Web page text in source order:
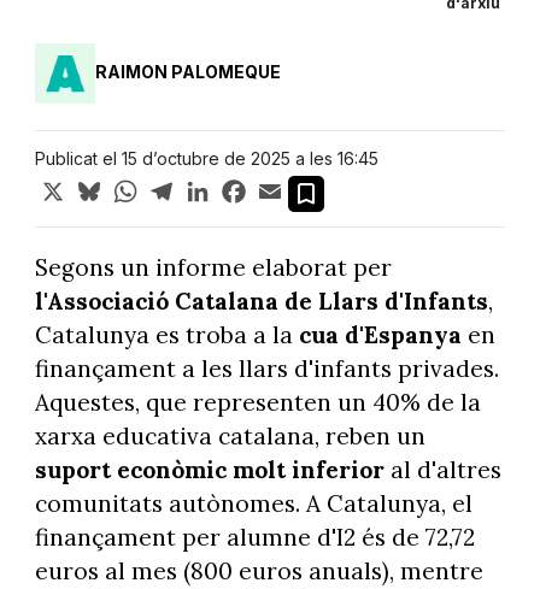
RAIMON PALOMEQUE
Publicat el 15 d’octubre de 2025 a les 16:45
X BlueskyWhatsApp
TelegramLinkedInFacebook
Email
Segons un informe elaborat per
l'Associació Catalana de Llars d'Infants,
Catalunya es troba a la cua d'Espanya en
finançament a les llars d'infants privades.
Aquestes, que representen un 40% de la
xarxa educativa catalana, reben un
suport econòmic molt inferioral d'altres
comunitats autònomes. A Catalunya, el
finançament per alumne d'I2 és de 72,72
euros al mes (800 euros anuals), mentre